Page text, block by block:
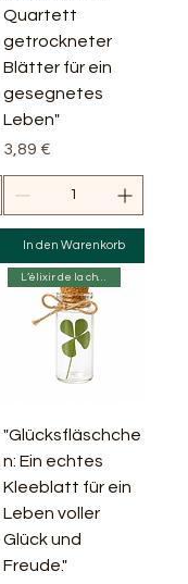
Quartett
getrockneter
Blätter für ein
gesegnetes
Leben"
Preis
3,89 €
In den Warenkorb
L’élixir de la chance ✨🍀
"Glücksfläschche
n: Ein echtes
Kleeblatt für ein
Leben voller
Glück und
Freude."